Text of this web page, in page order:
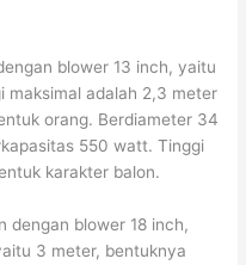
blower 13 inch, yaitu
maksimal adalah 2,3 meter
orang. Berdiameter 34
550 watt. Tinggi
karakter balon.
dengan blower 18 inch,
3 meter, bentuknya